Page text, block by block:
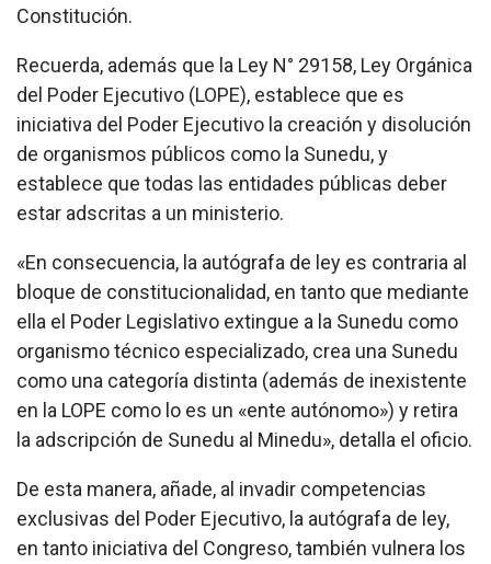
Constitución.
Recuerda, además que la Ley N° 29158, Ley Orgánica
del Poder Ejecutivo (LOPE), establece que es
iniciativa del Poder Ejecutivo la creación y disolución
de organismos públicos como la Sunedu, y
establece que todas las entidades públicas deber
estar adscritas a un ministerio.
«En consecuencia, la autógrafa de ley es contraria al
bloque de constitucionalidad, en tanto que mediante
ella el Poder Legislativo extingue a la Sunedu como
organismo técnico especializado, crea una Sunedu
como una categoría distinta (además de inexistente
en la LOPE como lo es un «ente autónomo») y retira
la adscripción de Sunedu al Minedu», detalla el oficio.
De esta manera, añade, al invadir competencias
exclusivas del Poder Ejecutivo, la autógrafa de ley,
en tanto iniciativa del Congreso, también vulnera los